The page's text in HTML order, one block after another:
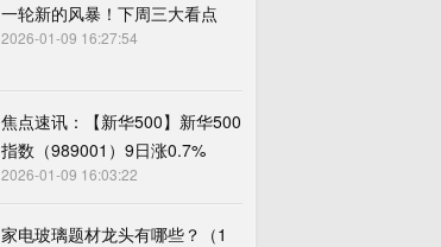
一轮新的风暴！下周三大看点
2026-01-09 16:27:54
焦点速讯：【新华500】新华500
指数（989001）9日涨0.7%
2026-01-09 16:03:22
家电玻璃题材龙头有哪些？（1